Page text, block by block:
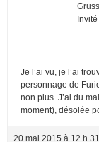
Invité
Je l’ai vu, je l’ai
personnage de
non plus. J’ai du
moment), désolée
20 mai 2015 à 12 h